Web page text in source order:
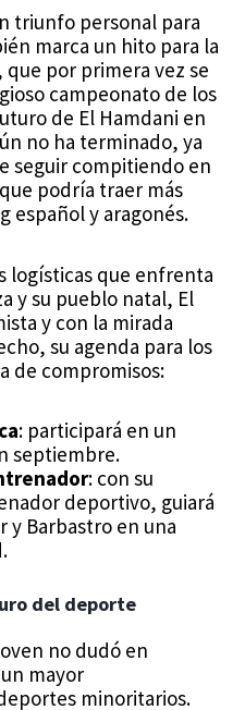
triunfo personal para
marca un hito para la
que por primera vez se
campeonato de los
de El Hamdani en
no ha terminado, ya
seguir compitiendo en
podría traer más
español y aragonés.
logísticas que enfrenta
y su pueblo natal, El
y con la mirada
su agenda para los
de compromisos:
: participará en un
septiembre.
: con su
deportivo, guiará
y Barbastro en una
del deporte
no dudó en
mayor
minoritarios.